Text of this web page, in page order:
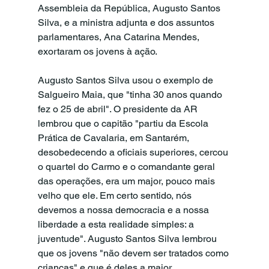
Assembleia da República, Augusto Santos
Silva, e a ministra adjunta e dos assuntos
parlamentares, Ana Catarina Mendes,
exortaram os jovens à ação.
Augusto Santos Silva usou o exemplo de
Salgueiro Maia, que "tinha 30 anos quando
fez o 25 de abril". O presidente da AR
lembrou que o capitão "partiu da Escola
Prática de Cavalaria, em Santarém,
desobedecendo a oficiais superiores, cercou
o quartel do Carmo e o comandante geral
das operações, era um major, pouco mais
velho que ele. Em certo sentido, nós
devemos a nossa democracia e a nossa
liberdade a esta realidade simples: a
juventude". Augusto Santos Silva lembrou
que os jovens "não devem ser tratados como